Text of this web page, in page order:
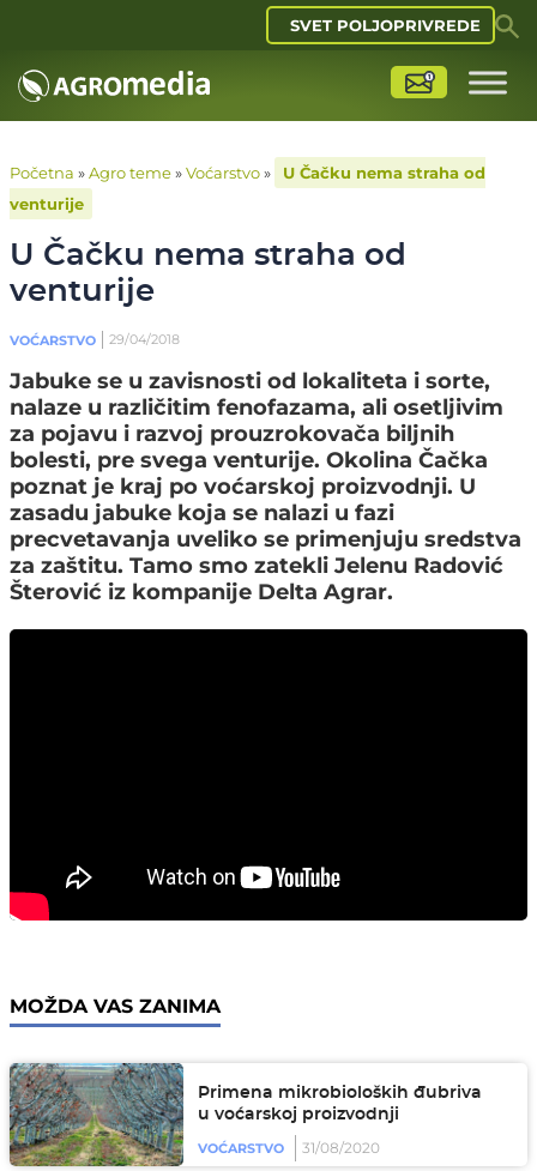
SVET POLJOPRIVREDE
Početna »Agro teme»Voćarstvo»
U Čačku nema straha od
venturije
U Čačku nema straha od
venturije
VOĆARSTVO 29/04/2018
Jabuke se u zavisnosti od lokaliteta i sorte,
nalaze u različitim fenofazama, ali osetljivim
za pojavu i razvoj prouzrokovača biljnih
bolesti, pre svega venturije. Okolina Čačka
poznat je kraj po voćarskoj proizvodnji. U
zasadu jabuke koja se nalazi u fazi
precvetavanja uveliko se primenjuju sredstva
za zaštitu. Tamo smo zatekli Jelenu Radović
Šterović iz kompanije Delta Agrar.
MOŽDA VAS ZANIMA
Primena mikrobioloških đubriva
u voćarskoj proizvodnji
VOĆARSTVO 31/08/2020